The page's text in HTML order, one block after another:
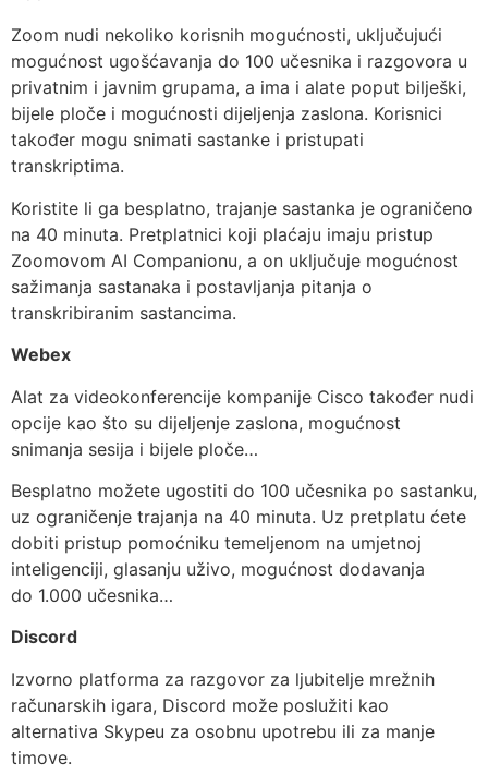
Zoom nudi nekoliko korisnih mogućnosti, uključujući
mogućnost ugošćavanja do 100 učesnika i razgovora u
privatnim i javnim grupama, a ima i alate poput bilješki,
bijele ploče i mogućnosti dijeljenja zaslona. Korisnici
također mogu snimati sastanke i pristupati
transkriptima.
Koristite li ga besplatno, trajanje sastanka je ograničeno
na 40 minuta. Pretplatnici koji plaćaju imaju pristup
Zoomovom AI Companionu, a on uključuje mogućnost
sažimanja sastanaka i postavljanja pitanja o
transkribiranim sastancima.
Webex
Alat za videokonferencije kompanije Cisco također nudi
opcije kao što su dijeljenje zaslona, ​​mogućnost
snimanja sesija i bijele ploče…
Besplatno možete ugostiti do 100 učesnika po sastanku,
uz ograničenje trajanja na 40 minuta. Uz pretplatu ćete
dobiti pristup pomoćniku temeljenom na umjetnoj
inteligenciji, glasanju uživo, mogućnost dodavanja
do 1.000 učesnika…
Discord
Izvorno platforma za razgovor za ljubitelje mrežnih
računarskih igara, Discord može poslužiti kao
alternativa Skypeu za osobnu upotrebu ili za manje
timove.